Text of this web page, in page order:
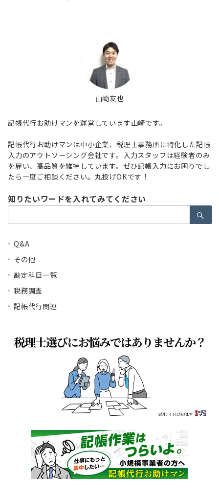
ン
山崎友也
記帳代行お助けマンを運営しています山崎です。
記帳代行お助けマンは中小企業、税理士事務所に特化した記帳
入力のアウトソーシング会社です。入力スタッフは経験者のみ
を雇い、高品質を維持しています。ぜひ記帳入力にお困りでし
たら一度ご相談ください。丸投げOKです！
知りたいワードを入れてみてください
索：
Q&A
その他
勘定科目一覧
税務調査
記帳代行関連